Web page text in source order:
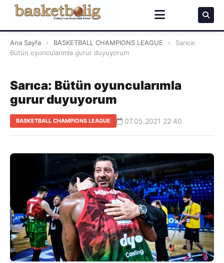
Ana Sayfa › BASKETBALL CHAMPIONS LEAGUE ›
Sarıca:
Bütün oyuncularımla gurur duyuyorum
Sarıca: Bütün oyuncularımla
gurur duyuyorum
BASKETBALL CHAMPIONS LEAGUE 07.05.2021 22:40